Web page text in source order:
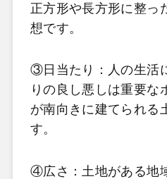
正方形や長方形に整っ
想です。
③日当たり：人の生活
りの良し悪しは重要な
が南向きに建てられる
す。
④広さ：土地がある地